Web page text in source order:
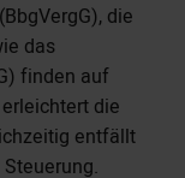
die
das
finden auf
die
entfällt